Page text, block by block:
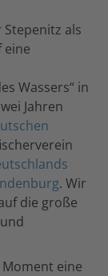
als
eine
Wassers“ in
Jahren
. Wir
die große
eine